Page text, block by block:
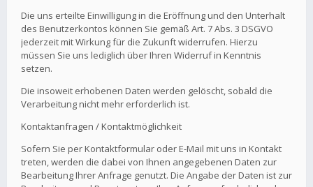
Die uns erteilte Einwilligung in die Eröffnung und den Unterhalt
des Benutzerkontos können Sie gemäß Art. 7 Abs. 3 DSGVO
jederzeit mit Wirkung für die Zukunft widerrufen. Hierzu
müssen Sie uns lediglich über Ihren Widerruf in Kenntnis
setzen.
Die insoweit erhobenen Daten werden gelöscht, sobald die
Verarbeitung nicht mehr erforderlich ist.
Kontaktanfragen / Kontaktmöglichkeit
Sofern Sie per Kontaktformular oder E-Mail mit uns in Kontakt
treten, werden die dabei von Ihnen angegebenen Daten zur
Bearbeitung Ihrer Anfrage genutzt. Die Angabe der Daten ist zur